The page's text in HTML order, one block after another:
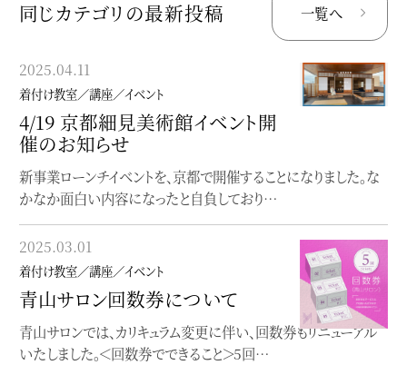
同じカテゴリの最新投稿 一覧へ
2025.04.11
着付け教室／講座／イベント
4/19 京都細見美術館イベント開
催のお知らせ
新事業ローンチイベントを、京都で開催することになりました。な
かなか面白い内容になったと自負しており…
2025.03.01
着付け教室／講座／イベント
青山サロン回数券について
青山サロンでは、カリキュラム変更に伴い、回数券もリニューアル
いたしました。＜回数券でできること＞5回…
2024.08.29
着付け教室／講座／イベント
個性にふれる、着物の楽しみ方
入門
〜どこから始めて良いか分からない貴方へ〜【座学】個性にふれ
る、着物の楽しみ方入門着付け（実技）を学…
2023.06.19
着付け教室／講座／イベント
オンラインレッスン
オンラインで完結する着物着付け教室